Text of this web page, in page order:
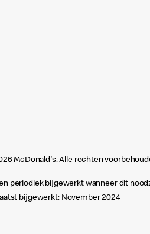
McDonald's. Alle rechten
periodiek bijgewerkt wanneer dit
bijgewerkt: November 2024